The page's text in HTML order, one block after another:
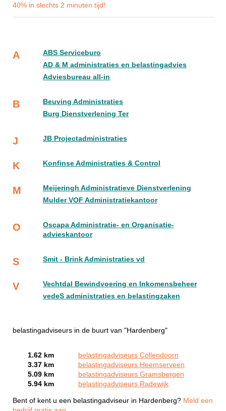
40% in slechts 2 minuten tijd!
A
ABS Serviceburo
AD & M administraties en belastingadvies
Adviesbureau all-in
B
Beuving Administraties
Burg Dienstverlening Ter
J JB Projectadministraties
K Konfinse Administraties & Control
M
Meijeringh Administratieve Dienstverlening
Mulder VOF Administratiekantoor
O
Oscapa Administratie- en Organisatie-
advieskantoor
S Smit - Brink Administraties vd
V
Vechtdal Bewindvoering en Inkomensbeheer
vedeS administraties en belastingzaken
belastingadviseurs in de buurt van "Hardenberg"
1.62 km
belastingadviseurs Collendoorn
3.37 km
belastingadviseurs Heemserveen
5.09 km
belastingadviseurs Gramsbergen
5.94 km
belastingadviseurs Radewijk
Bent of kent u een belastingadviseur in Hardenberg? Meld een